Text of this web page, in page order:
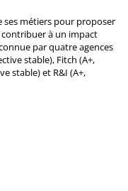
ses métiers pour proposer
contribuer à un impact
par quatre agences
stable), Fitch (A+,
stable) et R&I (A+,